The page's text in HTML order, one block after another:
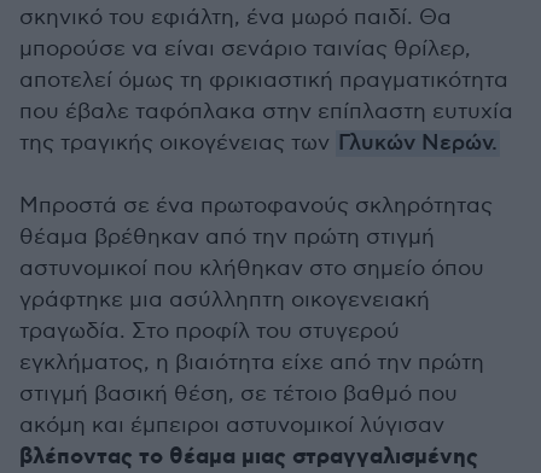
σκηνικό του εφιάλτη, ένα μωρό παιδί. Θα
μπορούσε να είναι σενάριο ταινίας θρίλερ,
αποτελεί όμως τη φρικιαστική πραγματικότητα
που έβαλε ταφόπλακα στην επίπλαστη ευτυχία
της τραγικής οικογένειας των Γλυκών Νερών.
Μπροστά σε ένα πρωτοφανούς σκληρότητας
θέαμα βρέθηκαν από την πρώτη στιγμή
αστυνομικοί που κλήθηκαν στο σημείο όπου
γράφτηκε μια ασύλληπτη οικογενειακή
τραγωδία. Στο προφίλ του στυγερού
εγκλήματος, η βιαιότητα είχε από την πρώτη
στιγμή βασική θέση, σε τέτοιο βαθμό που
ακόμη και έμπειροι αστυνομικοί λύγισαν
βλέποντας το θέαμα μιας στραγγαλισμένης